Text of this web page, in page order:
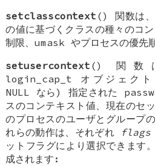
setclasscontext () 関数は、
の値に基づくクラスの種々のコ
制限、umask やプロセスの優先
setusercontext () 関数
login_cap_t オブジェク
NULL なら) 指定された
スのコンテキスト値、現在のセ
のプロセスのユーザとグループ
れらの動作は、それぞれ
flags
ットフラグにより選択できま
成されます: